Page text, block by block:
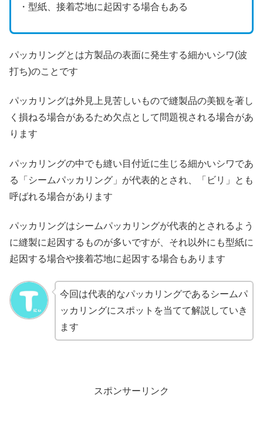
・型紙、接着芯地に起因する場合もある
パッカリングとは方製品の表面に発生する細かいシワ(波
打ち)のことです
パッカリングは外見上見苦しいもので縫製品の美観を著し
く損ねる場合があるため欠点として問題視される場合があ
ります
パッカリングの中でも縫い目付近に生じる細かいシワであ
る「シームパッカリング」が代表的とされ、「ビリ」とも
呼ばれる場合があります
パッカリングはシームパッカリングが代表的とされるよう
に縫製に起因するものが多いですが、それ以外にも型紙に
起因する場合や接着芯地に起因する場合もあります
今回は代表的なパッカリングであるシームパ
ッカリングにスポットを当てて解説していき
ます
スポンサーリンク